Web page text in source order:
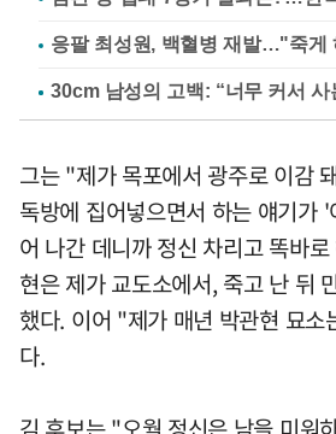
응팔 최성원, 백혈병 재발…"죽게
그는 "제가 목포에서 광주로 이감
독방에 집어넣으면서 하는 얘기가
어 나간 데니까 정신 차리고 똑바
현은 제가 교도소에서, 죽고 난 뒤
했다. 이어 "제가 매년 박관현 묘
다.